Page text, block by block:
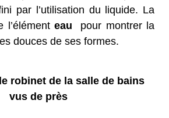
par l’utilisation du liquide. La
l’élément eau pour montrer la
douces de ses formes.
robinet de la salle de bains
vus de près